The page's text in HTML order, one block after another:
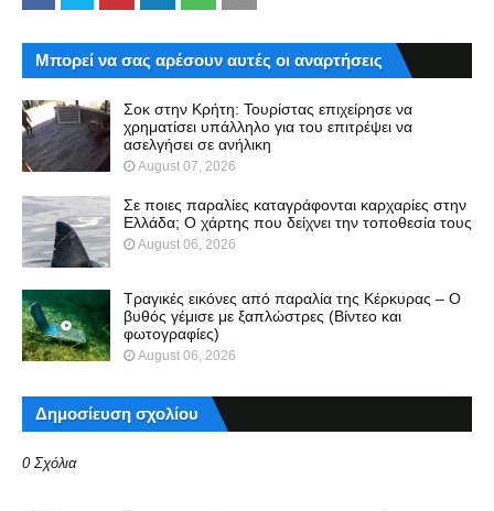
Μπορεί να σας αρέσουν αυτές οι αναρτήσεις
Σοκ στην Κρήτη: Τουρίστας επιχείρησε να
χρηματίσει υπάλληλο για του επιτρέψει να
ασελγήσει σε ανήλικη
August 07, 2026
Σε ποιες παραλίες καταγράφονται καρχαρίες στην
Ελλάδα; Ο χάρτης που δείχνει την τοποθεσία τους
August 06, 2026
Τραγικές εικόνες από παραλία της Κέρκυρας – Ο
βυθός γέμισε με ξαπλώστρες (Βίντεο και
φωτογραφίες)
August 06, 2026
Δημοσίευση σχολίου
0 Σχόλια